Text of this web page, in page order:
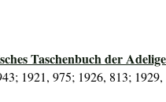
Taschenbuch der
1921, 975; 1926, 813; 1929,